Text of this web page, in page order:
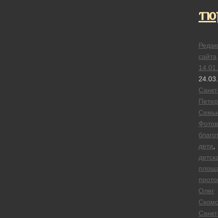
сайта
дети,
Олег